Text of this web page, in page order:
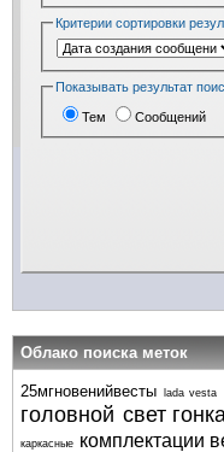
Критерии сортировки
Показывать результат
Тем Сообщений
Облако поиска меток
25мгновенийвесты lada vesta
головной свет
каркасные комплектации